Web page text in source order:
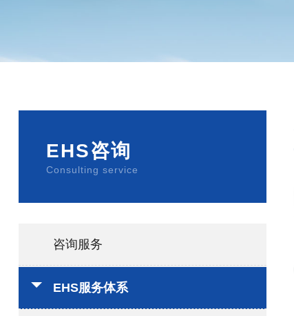
EHS咨询
Consulting service
咨询服务
EHS服务体系